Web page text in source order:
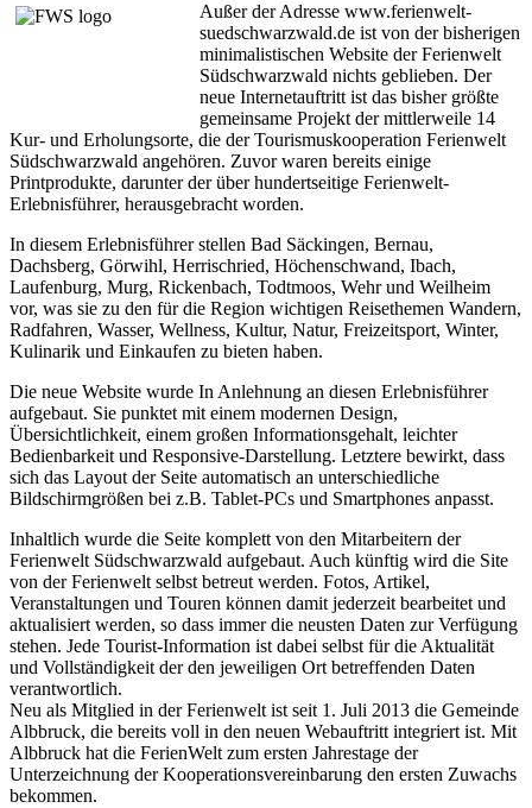
Außer der Adresse www.ferienwelt-
suedschwarzwald.de ist von der bisherigen
minimalistischen Website der Ferienwelt
Südschwarzwald nichts geblieben. Der
neue Internetauftritt ist das bisher größte
gemeinsame Projekt der mittlerweile 14
Kur- und Erholungsorte, die der Tourismuskooperation Ferienwelt
Südschwarzwald angehören. Zuvor waren bereits einige
Printprodukte, darunter der über hundertseitige Ferienwelt-
Erlebnisführer, herausgebracht worden.
In diesem Erlebnisführer stellen Bad Säckingen, Bernau,
Dachsberg, Görwihl, Herrischried, Höchenschwand, Ibach,
Laufenburg, Murg, Rickenbach, Todtmoos, Wehr und Weilheim
vor, was sie zu den für die Region wichtigen Reisethemen Wandern,
Radfahren, Wasser, Wellness, Kultur, Natur, Freizeitsport, Winter,
Kulinarik und Einkaufen zu bieten haben.
Die neue Website wurde In Anlehnung an diesen Erlebnisführer
aufgebaut. Sie punktet mit einem modernen Design,
Übersichtlichkeit, einem großen Informationsgehalt, leichter
Bedienbarkeit und Responsive-Darstellung. Letztere bewirkt, dass
sich das Layout der Seite automatisch an unterschiedliche
Bildschirmgrößen bei z.B. Tablet-PCs und Smartphones anpasst.
Inhaltlich wurde die Seite komplett von den Mitarbeitern der
Ferienwelt Südschwarzwald aufgebaut. Auch künftig wird die Site
von der Ferienwelt selbst betreut werden. Fotos, Artikel,
Veranstaltungen und Touren können damit jederzeit bearbeitet und
aktualisiert werden, so dass immer die neusten Daten zur Verfügung
stehen. Jede Tourist-Information ist dabei selbst für die Aktualität
und Vollständigkeit der den jeweiligen Ort betreffenden Daten
verantwortlich.
Neu als Mitglied in der Ferienwelt ist seit 1. Juli 2013 die Gemeinde
Albbruck, die bereits voll in den neuen Webauftritt integriert ist. Mit
Albbruck hat die FerienWelt zum ersten Jahrestage der
Unterzeichnung der Kooperationsvereinbarung den ersten Zuwachs
bekommen.